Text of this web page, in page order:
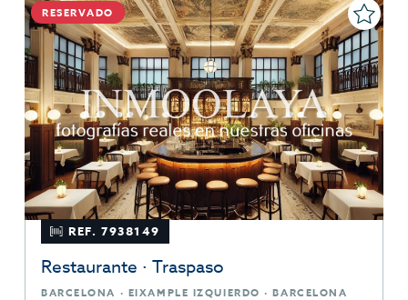
RESERVADO
REF. 7938149
Restaurante · Traspaso
BARCELONA · EIXAMPLE IZQUIERDO · BARCELONA